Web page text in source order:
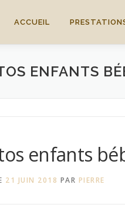
ACCUEIL
ENFANTS
enfants
21 JUIN 2018 PAR PIERRE